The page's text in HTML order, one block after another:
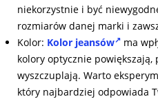
niekorzystnie i być
rozmiarów danej marki i
Kolor: Kolor jeansów
ma
kolory optycznie
wyszczuplają. Warto
który najbardziej odpowiada